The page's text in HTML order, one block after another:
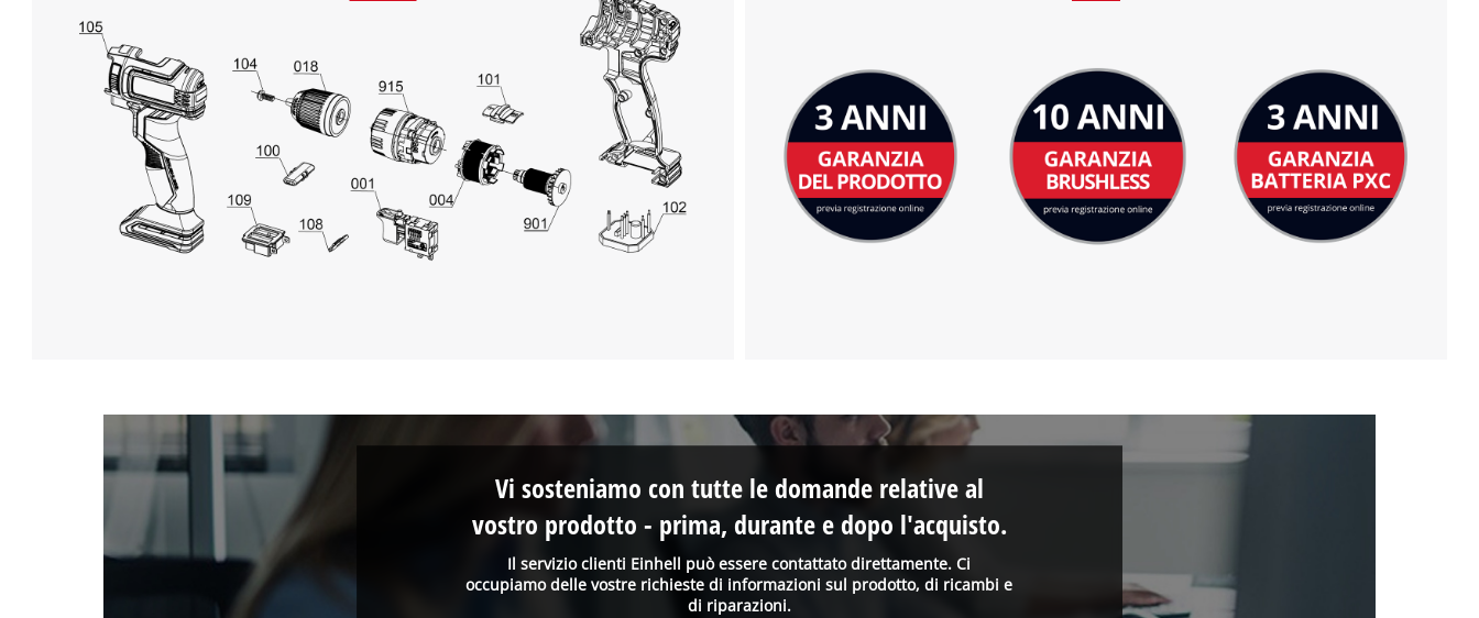
This content is not permitted to load due
to trackers that are not disclosed to the
visitor. The website owner needs to setup
the site with their CMP to add this content
to the list of technologies used.
Powered by
Usercentrics Consent
Management Platform
Il servizio clienti Einhell può essere contattato direttamente. Ci
occupiamo delle vostre richieste di informazioni sul prodotto, di ricambi e
di riparazioni.
Vi sosteniamo con tutte le domande relative al
vostro prodotto - prima, durante e dopo l'acquisto.